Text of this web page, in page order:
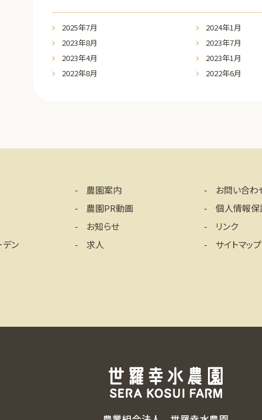
2025年7月 2024年1月
2023年8月
2023年7月
2023年4月
2023年1月
2022年8月
2022年6月
デン
農園案内
農園PR動画
お知らせ
求人
お問い合わ
個人情報
リンク
サイトマップ